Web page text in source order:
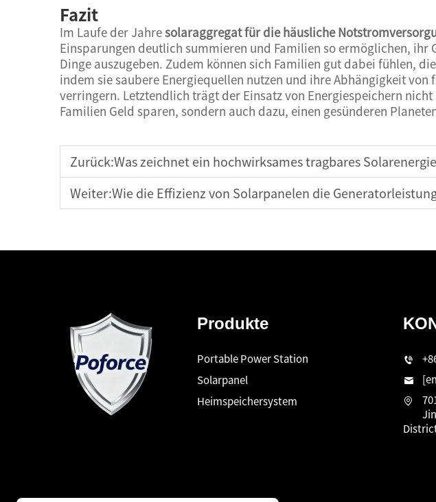
Fazit
Im Laufe der Jahresolaraggregat für die häusliche
Einsparungen deutlich summieren und Familien so ermöglichen, ihr
Dinge auszugeben. Zudem können sich Familien gut dabei fühlen,
indem sie saubere Energiequellen nutzen und ihre Abhängigkeit von
verringern. Letztendlich trägt der Einsatz von Energiespeichern
Familien Geld sparen, sondern auch dazu, einen gesünderen
Zurück:Was zeichnet ein hochwirksames tragbares
Weiter:Wie die Effizienz von Solarpanelen die
Produkte
Portable Power Station
Solarpanel
Heimspeichersystem